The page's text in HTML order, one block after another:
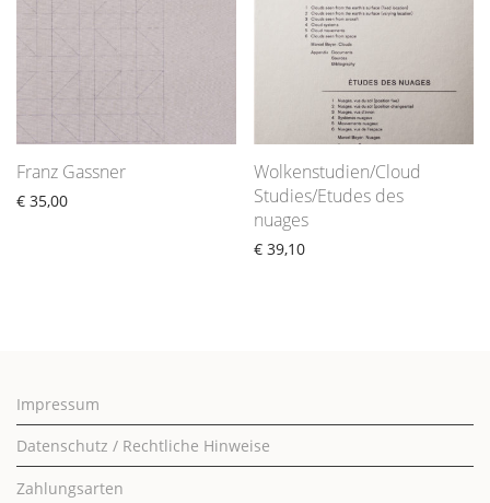
Franz Gassner
€ 35,00
Wolkenstudien/Cloud
Studies/Etudes des
nuages
€ 39,10
Impressum
Datenschutz / Rechtliche Hinweise
Zahlungsarten